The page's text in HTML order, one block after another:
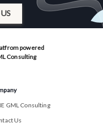
powered
Consulting
GML Consulting
Us